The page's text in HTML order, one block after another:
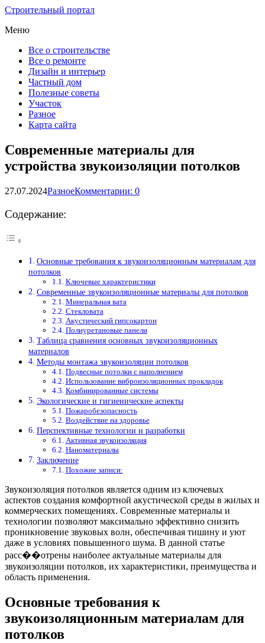
Строительный портал
Меню
Все о строительстве
Все о ремонте
Дизайн и интерьер
Частный дом
Полезные советы
Участок
Разное
Карта сайта
Современные материалы для
устройства звукоизоляции потолков
27.07.2024РазноеКомментарии: 0
Содержание:
Основные требования к звукоизоляционным материалам для
потолков
Ключевые характеристики
Современные звукоизоляционные материалы для потолков
Минеральная вата
Стекловата
Акустический гипсокартон
Полиуретановые панели
Таблица сравнения основных звукоизоляционных
материалов
Методы монтажа звукоизоляции потолков
Подвесные потолки с наполнением
Использование виброизоляционных прокладок
Комбинированные системы
Экологические и гигиенические аспекты
Пожаробезопасность
Воздействие на здоровье
Перспективные технологии и разработки
Активная звукоизоляция
Наноматериалы
Заключение
Похожие записи:
Звукоизоляция потолков является одним из ключевых
аспектов создания комфортной акустической среды в жилых и
коммерческих помещениях. Современные материалы и
технологии позволяют максимально эффективно снизить
проникновение звуковых волн, обеспечивая тишину и уют
даже в условиях повышенного шума. В данной статье
расс��отрены наиболее актуальные материалы для
звукоизоляции потолков, их характеристики, преимущества и
область применения.
Основные требования к
звукоизоляционным материалам для
потолков